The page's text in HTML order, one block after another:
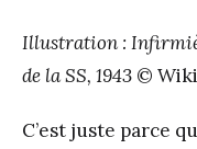
Illustration :
de la SS, 1943 ©
C’est juste parce